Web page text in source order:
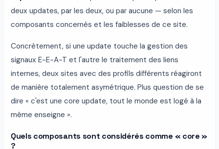
deux updates, par les deux, ou par aucune — selon les
composants concernés et les faiblesses de ce site.
Concrètement, si une update touche la gestion des
signaux E-E-A-T et l'autre le traitement des liens
internes, deux sites avec des profils différents réagiront
de manière totalement asymétrique. Plus question de se
dire « c'est une core update, tout le monde est logé à la
même enseigne ».
Quels composants sont considérés comme « core »
?